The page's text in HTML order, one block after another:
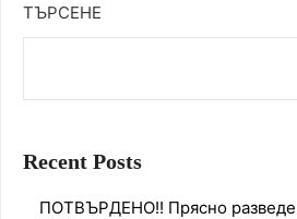
ТЪРСЕНЕ
Recent Posts
ПОТВЪРДЕНО!! Прясно